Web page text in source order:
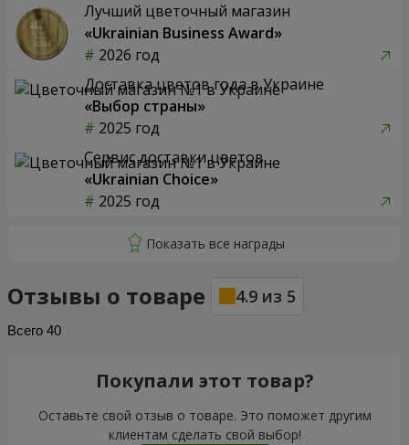
Лучший цветочный магазин
«Ukrainian Business Award»
2026 год
Доставка цветов года в Украине
«Выбор страны»
2025 год
Сервис доставки цветов
«Ukrainian Choice»
2025 год
Отзывы о товаре 4.9 из 5
Всего 40
Покупали этот товар?
Оставьте свой отзыв о товаре. Это поможет другим
клиентам сделать свой выбор!